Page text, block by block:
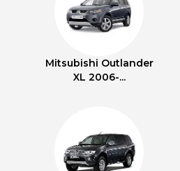
Mitsubishi Outlander
XL 2006-...